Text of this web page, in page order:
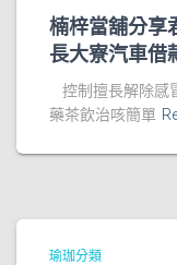
楠梓當舖分享
長大寮汽車借
控制擅長解除感
藥茶飲治咳簡單
瑜珈分類